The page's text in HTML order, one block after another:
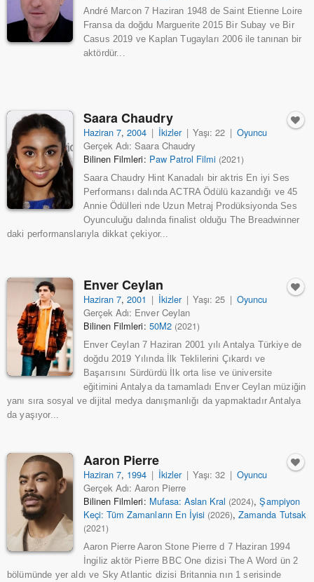
André Marcon 7 Haziran 1948 de Saint Etienne Loire
Fransa da doğdu Marguerite 2015 Bir Subay ve Bir
Casus 2019 ve Kaplan Tugayları 2006 ile tanınan bir
aktördür...
Saara Chaudry
Haziran 7,2004 | İkizler | Yaşı: 22 | Oyuncu
Gerçek Adı: Saara Chaudry
Bilinen Filmleri: Paw Patrol Filmi (2021)
Saara Chaudry Hint Kanadalı bir aktris En iyi Ses
Performansı dalında ACTRA Ödülü kazandığı ve 45
Annie Ödülleri nde Uzun Metraj Prodüksiyonda Ses
Oyunculuğu dalında finalist olduğu The Breadwinner
daki performanslarıyla dikkat çekiyor...
Enver Ceylan
Haziran 7,2001 | İkizler | Yaşı: 25 | Oyuncu
Gerçek Adı: Enver Ceylan
Bilinen Filmleri: 50M2 (2021)
Enver Ceylan 7 Haziran 2001 yılı Antalya Türkiye de
doğdu 2019 Yılında İlk Teklilerini Çıkardı ve
Başarısını Sürdürdü İlk orta lise ve üniversite
eğitimini Antalya da tamamladı Enver Ceylan müziğin
yanı sıra sosyal ve dijital medya danışmanlığı da yapmaktadır Antalya
da yaşıyor...
Aaron Pierre
Haziran 7, 1994 | İkizler | Yaşı: 32 | Oyuncu
Gerçek Adı: Aaron Pierre
Bilinen Filmleri: Mufasa: Aslan Kral (2024),Şampiyon
Keçi: Tüm Zamanların En İyisi (2026),Zamanda Tutsak
(2021)
Aaron Pierre Aaron Stone Pierre d 7 Haziran 1994
İngiliz aktör Pierre BBC One dizisi The A Word ün 2
bölümünde yer aldı ve Sky Atlantic dizisi Britannia nın 1 serisinde